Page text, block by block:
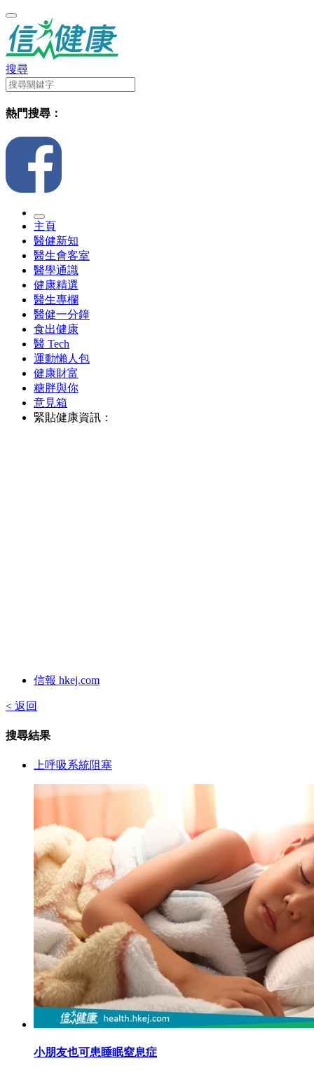
搜尋
熱門搜尋：
主頁
醫健新知
醫生會客室
醫學通識
健康精選
醫生專欄
醫健一分鐘
食出健康
醫 Tech
運動懶人包
健康財富
糖胖與你
意見箱
緊貼健康資訊：
信報 hkej.com
< 返回
搜尋結果
上呼吸系統阻塞
小朋友也可患睡眠窒息症